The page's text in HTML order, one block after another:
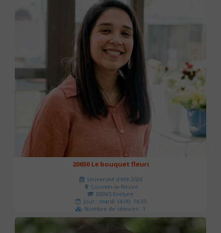
20650 Le bouquet fleuri
Université d'été 2026
Louvain-la-Neuve
DENIS Evelyne
Jour : mardi 14:00- 16:30
Nombre de séances : 1
60 €